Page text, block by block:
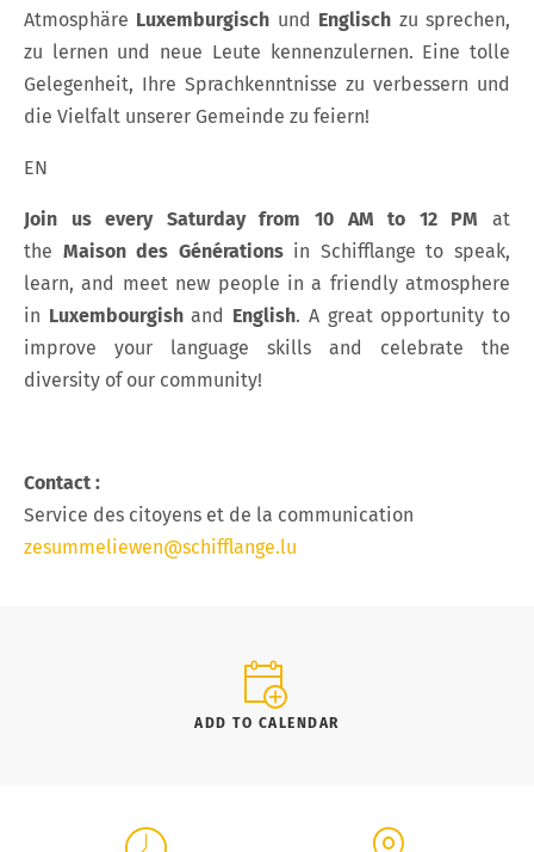
Atmosphäre Luxemburgisch und Englisch zu sprechen,
zu lernen und neue Leute kennenzulernen. Eine tolle
Gelegenheit, Ihre Sprachkenntnisse zu verbessern und
die Vielfalt unserer Gemeinde zu feiern!
EN
Join us every Saturday from 10 AM to 12 PM at
the Maison des Générationsin Schifflange to speak,
learn, and meet new people in a friendly atmosphere
in Luxembourgishand English. A great opportunity to
improve your language skills and celebrate the
diversity of our community!
Contact :
Service des citoyens et de la communication
zesummeliewen@schifflange.lu
ADD TO CALENDAR